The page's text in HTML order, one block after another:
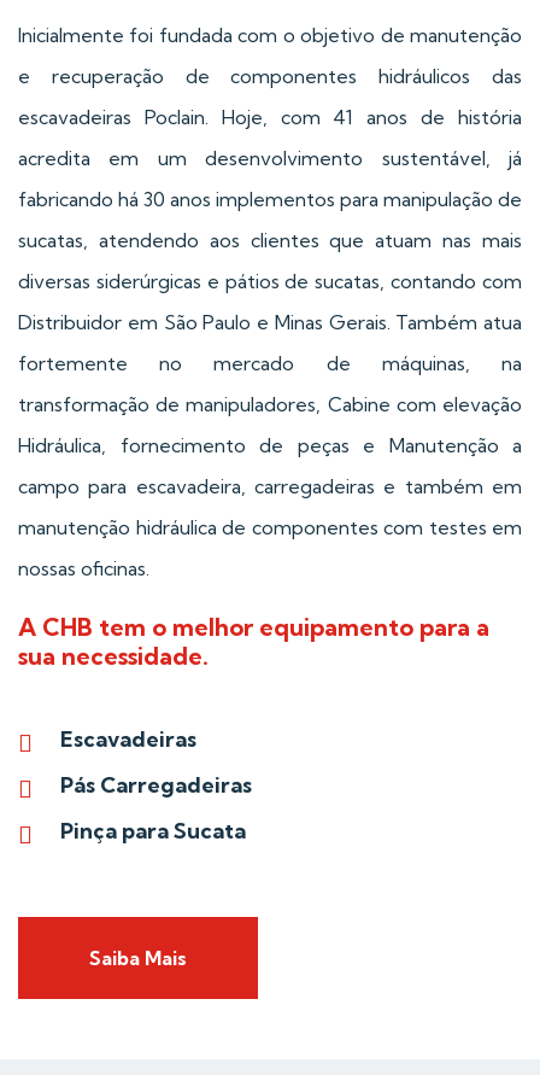
Inicialmente foi fundada com o objetivo de manutenção
e recuperação de componentes hidráulicos das
escavadeiras Poclain. Hoje, com 41 anos de história
acredita em um desenvolvimento sustentável, já
fabricando há 30 anos implementos para manipulação de
sucatas, atendendo aos clientes que atuam nas mais
diversas siderúrgicas e pátios de sucatas, contando com
Distribuidor em São Paulo e Minas Gerais. Também atua
fortemente no mercado de máquinas, na
transformação de manipuladores, Cabine com elevação
Hidráulica, fornecimento de peças e Manutenção a
campo para escavadeira, carregadeiras e também em
manutenção hidráulica de componentes com testes em
nossas oficinas.
A CHB tem o melhor equipamento para a
sua necessidade.
Escavadeiras
Pás Carregadeiras
Pinça para Sucata
Saiba Mais